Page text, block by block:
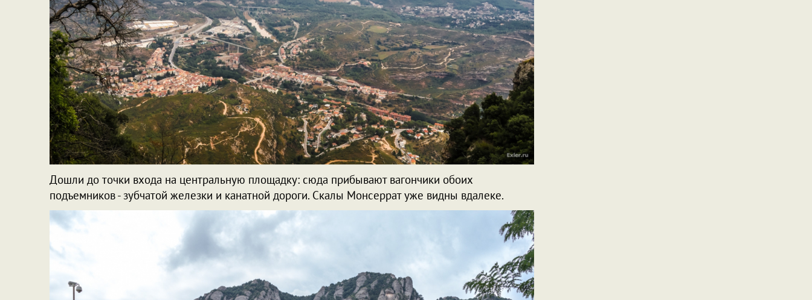
Дошли до точки входа на центральную площадку: сюда прибывают вагончики обоих
подъемников - зубчатой железки и канатной дороги. Скалы Монсеррат уже видны вдалеке.